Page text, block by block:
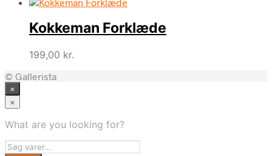
Kokkeman Forklæde
199,00 kr.
© Gallerista
×
×
What are you looking for?